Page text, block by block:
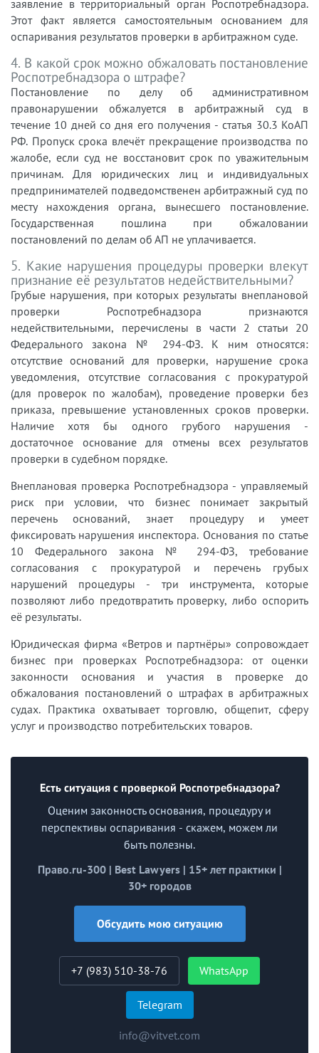
заявление в территориальный орган Роспотребнадзора.
Этот факт является самостоятельным основанием для
оспаривания результатов проверки в арбитражном суде.
4. В какой срок можно обжаловать постановление
Роспотребнадзора о штрафе?
Постановление по делу об административном
правонарушении обжалуется в арбитражный суд в
течение 10 дней со дня его получения - статья 30.3 КоАП
РФ. Пропуск срока влечёт прекращение производства по
жалобе, если суд не восстановит срок по уважительным
причинам. Для юридических лиц и индивидуальных
предпринимателей подведомственен арбитражный суд по
месту нахождения органа, вынесшего постановление.
Государственная пошлина при обжаловании
постановлений по делам об АП не уплачивается.
5. Какие нарушения процедуры проверки влекут
признание её результатов недействительными?
Грубые нарушения, при которых результаты внеплановой
проверки Роспотребнадзора признаются
недействительными, перечислены в части 2 статьи 20
Федерального закона № 294-ФЗ. К ним относятся:
отсутствие оснований для проверки, нарушение срока
уведомления, отсутствие согласования с прокуратурой
(для проверок по жалобам), проведение проверки без
приказа, превышение установленных сроков проверки.
Наличие хотя бы одного грубого нарушения -
достаточное основание для отмены всех результатов
проверки в судебном порядке.
Внеплановая проверка Роспотребнадзора - управляемый
риск при условии, что бизнес понимает закрытый
перечень оснований, знает процедуру и умеет
фиксировать нарушения инспектора. Основания по статье
10 Федерального закона № 294-ФЗ, требование
согласования с прокуратурой и перечень грубых
нарушений процедуры - три инструмента, которые
позволяют либо предотвратить проверку, либо оспорить
её результаты.
Юридическая фирма «Ветров и партнёры» сопровождает
бизнес при проверках Роспотребнадзора: от оценки
законности основания и участия в проверке до
обжалования постановлений о штрафах в арбитражных
судах. Практика охватывает торговлю, общепит, сферу
услуг и производство потребительских товаров.
Есть ситуация с проверкой Роспотребнадзора?
Оценим законность основания, процедуру и
перспективы оспаривания - скажем, можем ли
быть полезны.
Право.ru-300 | Best Lawyers | 15+ лет практики |
30+ городов
Обсудить мою ситуацию
+7 (983) 510-38-76 WhatsApp
Telegram
info@vitvet.com